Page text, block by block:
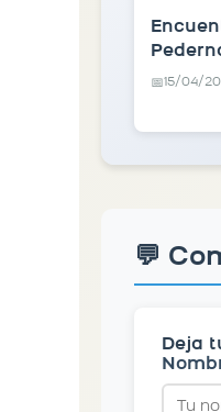
📅15/04/
💬
Deja